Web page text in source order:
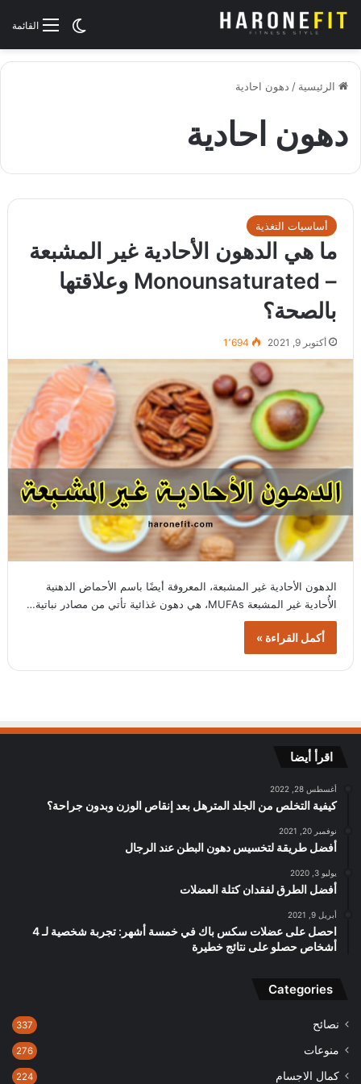
القائمةالوضع
الرئيسية / دهون احادية
دهون احادية
أساسيات التغذية
ما هي الدهون الأحادية غير المشبعة
– Monounsaturated وعلاقتها
بالصحة؟
أكتوبر 9, 2021 1٬694
الدهون الأحادية غير المشبعة، المعروفة أيضًا باسم الأحماض الدهنية
الأُحادية غير المشبعة MUFAs، هي دهون غذائية تأتي من مصادر نباتية…
أكمل القراءة »
اقرأ أيضا
أغسطس 28, 2022
كيفية التخلص من الجلد المترهل بعد إنقاص الوزن وبدون جراحة؟
نوفمبر 20, 2021
أفضل طريقة لتخسيس دهون البطن عند الرجال
يوليو 3, 2020
أفضل الطرق لفقدان كتلة العضلات
أبريل 9, 2021
احصل على عضلات سكس باك في خمسة أشهر: تجربة شخصية لـ 4
أشخاص حصلو على نتائج خطيرة
Categories
نصائح 337
منوعات 276
كمال الاجسام 224